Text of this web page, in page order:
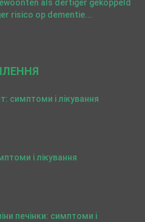
als dertiger gekoppeld
risico op dementie...
симптоми і лікування
і лікування
печінки: симптоми і